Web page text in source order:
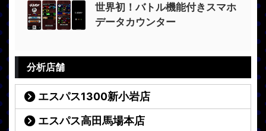
世界初！バトル機能付きスマホ
データカウンター
分析店舗
エスパス1300新小岩店
エスパス高田馬場本店